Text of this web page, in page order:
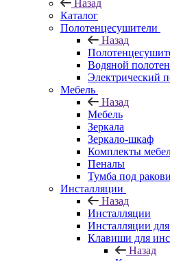
Назад
Каталог
Полотенцесушители
Назад
Водяной
Электрический
Мебель
Назад
Мебель
Зеркала
Зеркало-шкаф
Комплекты
Пеналы
Тумба под
Инсталляции
Назад
Инсталляции
Инсталляции
Клавиши для
Назад